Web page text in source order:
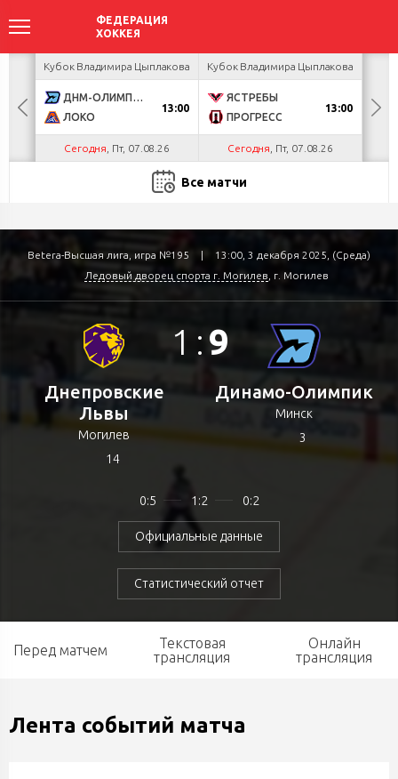
Кубок Владимира Цыплакова
ДНМ-ОЛИМПИК
ЛОКО
13:00
Сегодня , Пт, 07.08.26
Кубок Владимира Цыплакова
ЯСТРЕБЫ
ПРОГРЕСС
13:00
Сегодня , Пт, 07.08.26
Все матчи
Betera-Высшая лига, игра №195 |
13:00, 3 декабря 2025, (Среда)
Ледовый дворец спорта г. Могилев , г. Могилев
Днепровские
Львы
Могилев
14
1 : 9
0:5 1:2 0:2
Официальные данные
Статистический отчет
Динамо-Олимпик
Минск
3
Перед матчем
Текстовая
трансляция
Онлайн
трансляция
Лента событий матча